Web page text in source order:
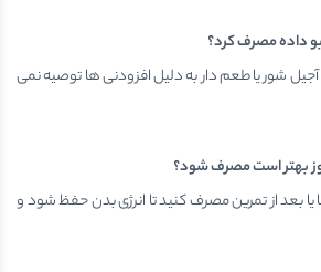
داده مصرف کرد؟
آجیل شور یا طعم دار به دلیل افزودنی ها توصیه نمی
بهتر است مصرف شود؟
یا بعد از تمرین مصرف کنید تا انرژی بدن حفظ شود و